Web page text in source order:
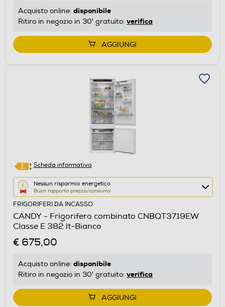
energetico
di
Acquisto online: disponibile
Ritiro in negozio in 30' gratuito: verifica
AGGIUNGI
Scheda informativa
Nessun risparmio energetico
Buon rapporto prezzo/consumo
Questa
azione
aprirà
il
Calcolatore
di
energetico
Youreko.
FRIGORIFERI DA INCASSO
CANDY - Frigorifero combinato CNBQT3719EW
Classe E 382 lt-Bianco
€ 675,00
Acquisto online: disponibile
Ritiro in negozio in 30' gratuito: verifica
AGGIUNGI